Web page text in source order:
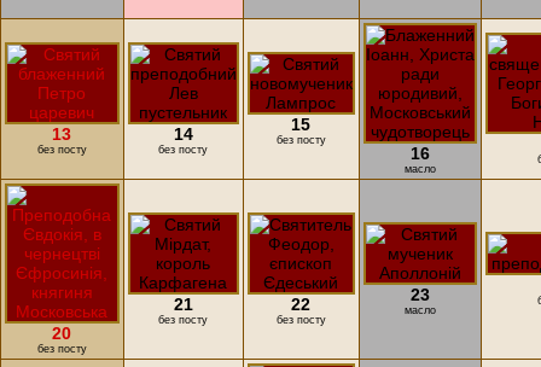
13
без посту
14
без посту
15
без посту
16
масло
20
без посту
21
без посту
22
без посту
23
масло